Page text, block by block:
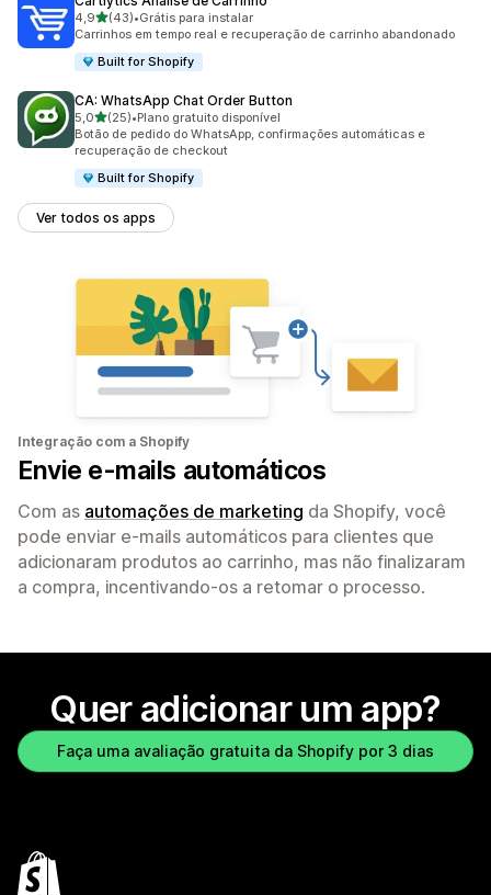
4,9de 5 estrelas
(43)
43 avaliações ao todo
•Grátis para instalar
Carrinhos em tempo real e recuperação de carrinho abandonado
Built for Shopify
CA: WhatsApp Chat Order Button
5,0de 5 estrelas
(25)
25 avaliações ao todo
•Plano gratuito disponível
Botão de pedido do WhatsApp, confirmações automáticas e
recuperação de checkout
Built for Shopify
Ver todos os apps
Integração com a Shopify
Envie e-mails automáticos
Com as automações de marketing da Shopify, você
pode enviar e-mails automáticos para clientes que
adicionaram produtos ao carrinho, mas não finalizaram
a compra, incentivando-os a retomar o processo.
Quer adicionar um app?
Faça uma avaliação gratuita da Shopify por 3 dias